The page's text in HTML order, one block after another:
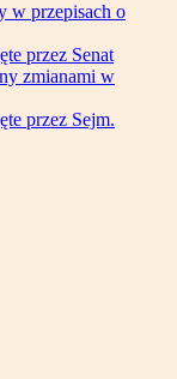
w przepisach o
przez Senat
zmianami w
przez Sejm.